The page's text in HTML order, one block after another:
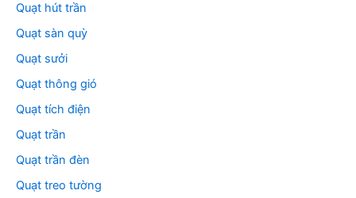
Quạt hút trần
Quạt sàn quỳ
Quạt sưởi
Quạt thông gió
Quạt tích điện
Quạt trần
Quạt trần đèn
Quạt treo tường